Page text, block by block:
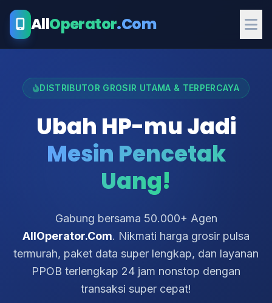
AllOperator.Com
DISTRIBUTOR GROSIR UTAMA & TERPERCAYA
Ubah HP-mu Jadi
Mesin Pencetak
Uang!
Gabung bersama 50.000+ Agen
AllOperator.Com. Nikmati harga grosir pulsa
termurah, paket data super lengkap, dan layanan
PPOB terlengkap 24 jam nonstop dengan
transaksi super cepat!